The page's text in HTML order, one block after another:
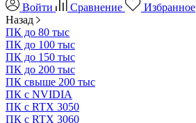
Войти
Сравнение
Избранное
Назад
ПК до 80 тыс
ПК до 100 тыс
ПК до 150 тыс
ПК до 200 тыс
ПК свыше 200 тыс
ПК с NVIDIA
ПК с RTX 3050
ПК с RTX 3060